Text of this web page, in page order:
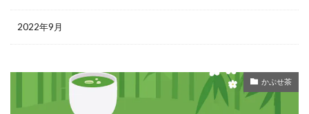
2022年9月
かぶせ茶